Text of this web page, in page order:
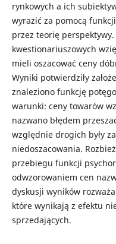
rynkowych a ich
wyrazić za pomocą
przez teorię
kwestionariuszowych
mieli oszacować ceny
Wyniki potwierdziły
znaleziono funkcję
warunki: ceny towarów
nazwano błędem
względnie drogich były
niedoszacowania.
przebiegu funkcji
odwzorowaniem cen
dyskusji wyników
które wynikają z efektu
sprzedających.